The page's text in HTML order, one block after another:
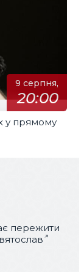
9 серпня,
20:00
у прямому
пережити